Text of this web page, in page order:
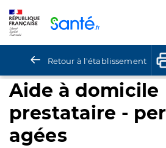
Retour à l'établissement
Aide à domicile
prestataire -
agées